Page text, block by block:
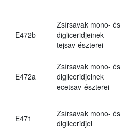
E472b
Zsírsavak mono- és
digliceridjeinek
tejsav-észterei
E472a
Zsírsavak mono- és
digliceridjeinek
ecetsav-észterei
E471
Zsírsavak mono- és
digliceridjei